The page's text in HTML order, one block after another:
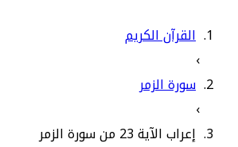
القرآن الكريم
›
سورة الزمر
›
إعراب الآية 23 من سورة الزمر